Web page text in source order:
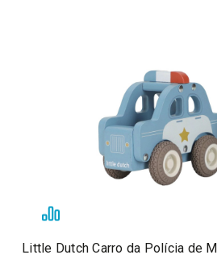
Little Dutch Carro da Polícia de